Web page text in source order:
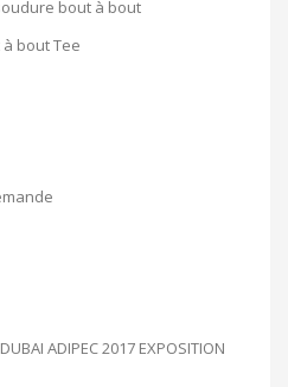
bout à bout
bout Tee
ADIPEC 2017 EXPOSITION